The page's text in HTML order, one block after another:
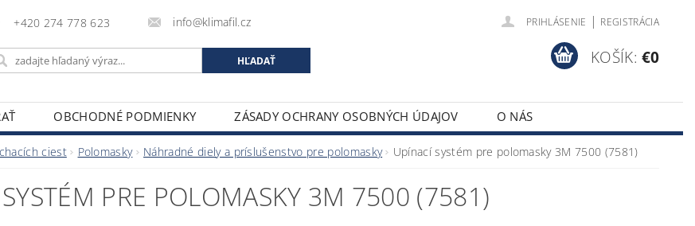
+420 274 778 623 info@klimafil.cz PRIHLÁSENIE | REGISTRÁCIA
KOŠÍK: €0
OBCHODNÉ PODMIENKY ZÁSADY OCHRANY OSOBNÝCH ÚDAJOV
O NÁS
ciest Polomasky Náhradné diely a príslušenstvo pre polomasky Upínací systém pre polomasky 3M 7500 (7581)
PRE POLOMASKY 3M 7500 (7581)